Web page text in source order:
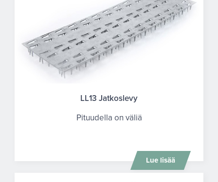
LL13 Jatkoslevy
Pituudella on väliä
Lue lisää